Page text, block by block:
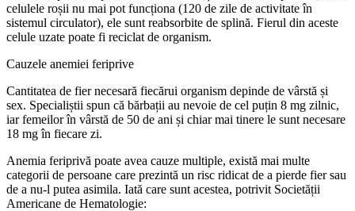
celulele roșii nu mai pot funcționa (120 de zile de activitate în
sistemul circulator), ele sunt reabsorbite de splină. Fierul din aceste
celule uzate poate fi reciclat de organism.
Cauzele anemiei feriprive
Cantitatea de fier necesară fiecărui organism depinde de vârstă și
sex. Specialiștii spun că bărbații au nevoie de cel puțin 8 mg zilnic,
iar femeilor în vârstă de 50 de ani și chiar mai tinere le sunt necesare
18 mg în fiecare zi.
Anemia feriprivă poate avea cauze multiple, există mai multe
categorii de persoane care prezintă un risc ridicat de a pierde fier sau
de a nu-l putea asimila. Iată care sunt acestea, potrivit Societății
Americane de Hematologie: